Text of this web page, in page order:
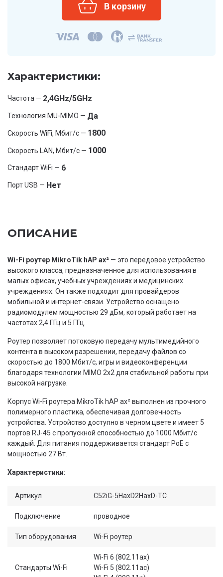
Характеристики:
Частота — 2,4GHz/5GHz
Технология MU-MIMO — Да
Скорость WiFi, Мбит/с — 1800
Скорость LAN, Мбит/с — 1000
Стандарт WiFi — 6
Порт USB — Нет
ОПИСАНИЕ
Wi-Fi роутер MikroTik hAP ax² — это передовое устройство
высокого класса, предназначенное для использования в
малых офисах, учебных учреждениях и медицинских
учреждениях. Он также подходит для провайдеров
мобильной и интернет-связи. Устройство оснащено
радиомодулем мощностью 29 дБм, который работает на
частотах 2,4 ГГц и 5 ГГц.
Роутер позволяет потоковую передачу мультимедийного
контента в высоком разрешении, передачу файлов со
скоростью до 1800 Мбит/с, игры и видеоконференции
благодаря технологии MIMO 2x2 для стабильной работы при
высокой нагрузке.
Корпус Wi-Fi роутера MikroTik hAP ax² выполнен из прочного
полимерного пластика, обеспечивая долговечность
устройства. Устройство доступно в черном цвете и имеет 5
портов RJ-45 с пропускной способностью до 1000 Мбит/с
каждый. Для питания поддерживается стандарт PoE с
мощностью 27 Вт.
Характеристики:
Артикул C52iG-5HaxD2HaxD-TC
Подключение проводное
Тип оборудования Wi-Fi роутер
Стандарты Wi-Fi
Wi-Fi 6 (802.11ax)
Wi-Fi 5 (802.11ac)